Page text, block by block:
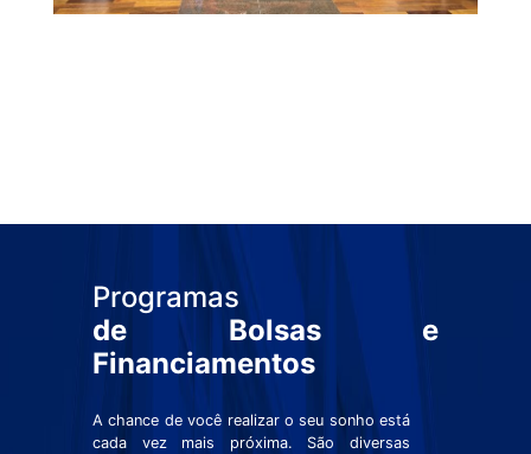
Programas
de Bolsas e
Financiamentos
A chance de você realizar o seu sonho está
cada vez mais próxima. São diversas